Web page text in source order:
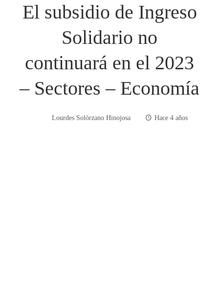
El subsidio de Ingreso
Solidario no
continuará en el 2023
– Sectores – Economía
Lourdes Solórzano Hinojosa Hace 4 años